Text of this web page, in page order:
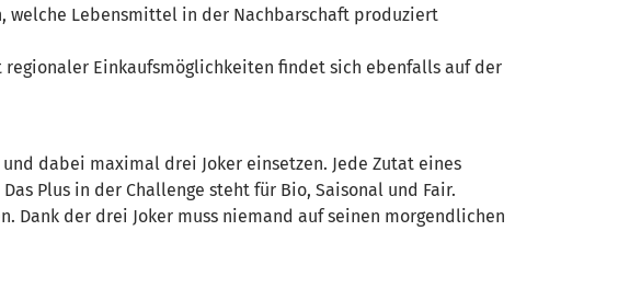
welche Lebensmittel in der Nachbarschaft produziert
regionaler Einkaufsmöglichkeiten findet sich ebenfalls auf der
dabei maximal drei Joker einsetzen. Jede Zutat eines
Plus in der Challenge steht für Bio, Saisonal und Fair.
Dank der drei Joker muss niemand auf seinen morgendlichen